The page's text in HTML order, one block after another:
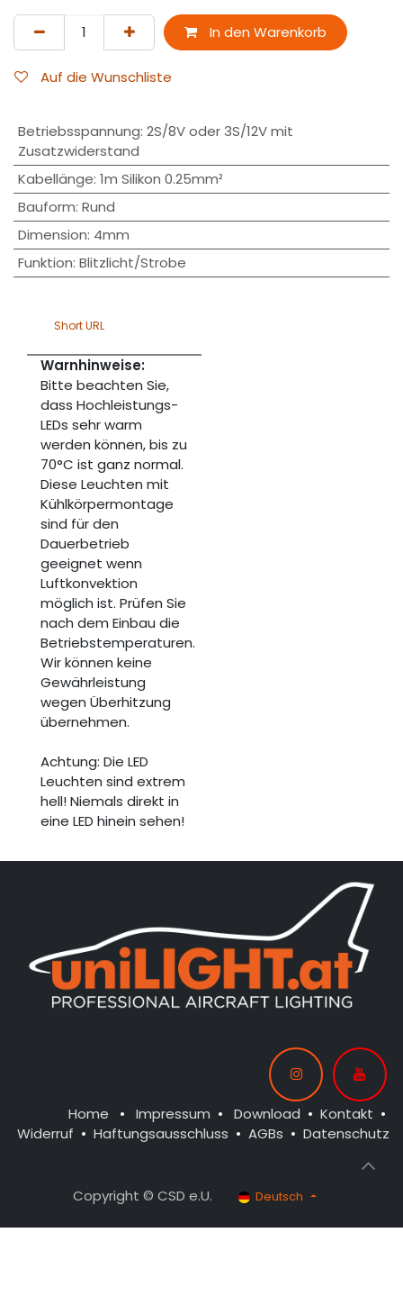
In den Warenkorb
Auf die Wunschliste
Betriebsspannung: 2S/8V oder 3S/12V mit
Zusatzwiderstand
Kabellänge: 1m Silikon 0.25mm²
Bauform: Rund
Dimension: 4mm
Funktion: Blitzlicht/Strobe
Short URL
Warnhinweise:
Bitte beachten Sie,
dass Hochleistungs-
LEDs sehr warm
werden können, bis zu
70°C ist ganz normal.
Diese Leuchten mit
Kühlkörpermontage
sind für den
Dauerbetrieb
geeignet wenn
Luftkonvektion
möglich ist. Prüfen Sie
nach dem Einbau die
Betriebstemperaturen.
Wir können keine
Gewährleistung
wegen Überhitzung
übernehmen.
Achtung: Die LED
Leuchten sind extrem
hell! Niemals direkt in
eine LED hinein sehen!
Home • Impressum • Download • Kontakt •
Widerruf • Haftungsausschluss • AGBs • Datenschutz
Copyright © CSD e.U. Deutsch